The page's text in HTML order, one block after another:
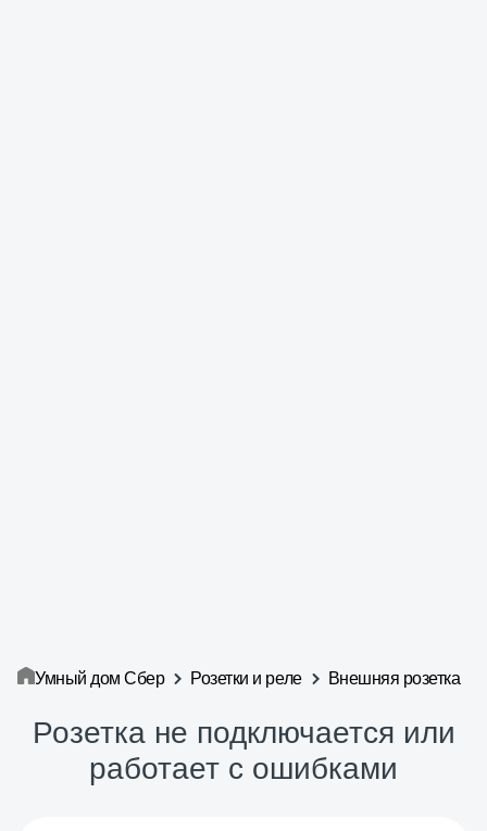
Умный дом Сбер Розетки и реле Внешняя розетка
Розетка не подключается или
работает с ошибками